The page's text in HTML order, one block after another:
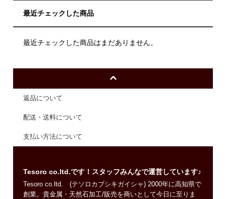
最近チェックした商品
最近チェックした商品はまだありません。
返品について
配送・送料について
支払い方法について
Tesoro co.ltd.です！スタッフみんなで運営しています♪
Tesoro co.ltd. (テソロカブシキガイシャ) 2000年に高知県で
創業。貴金属・天然石加工/販売を商いとして今日に至りま